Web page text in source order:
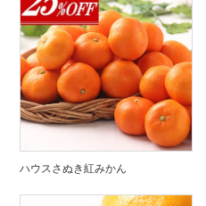
ハウスさぬき紅みかん